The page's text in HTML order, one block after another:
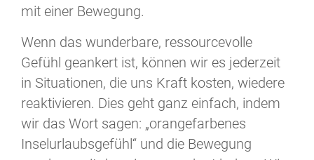
mit einer Bewegung.
Wenn das wunderbare, ressourcevolle
Gefühl geankert ist, können wir es jederzeit
in Situationen, die uns Kraft kosten, wiedere
reaktivieren. Dies geht ganz einfach, indem
wir das Wort sagen: „orangefarbenes
Inselurlaubsgefühl“ und die Bewegung